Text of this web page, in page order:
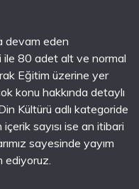
devam eden
ile 80 adet alt ve normal
Eğitim üzerine yer
konu hakkında detaylı
Kültürü adlı kategoride
sayısı ise an itibari
sayesinde yayım
ediyoruz.